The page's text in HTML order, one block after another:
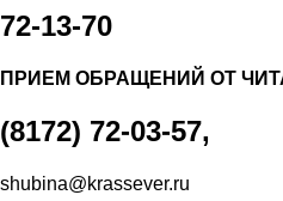
5.08.2026 10:20
драмтеатра появятся качели и
нашли в лесу под Вологдой
в августе в «Путешествие
72-13-70
ПРИЕМ ОБРАЩЕНИЙ ОТ
(8172) 72-03-57,
shubina@krassever.ru